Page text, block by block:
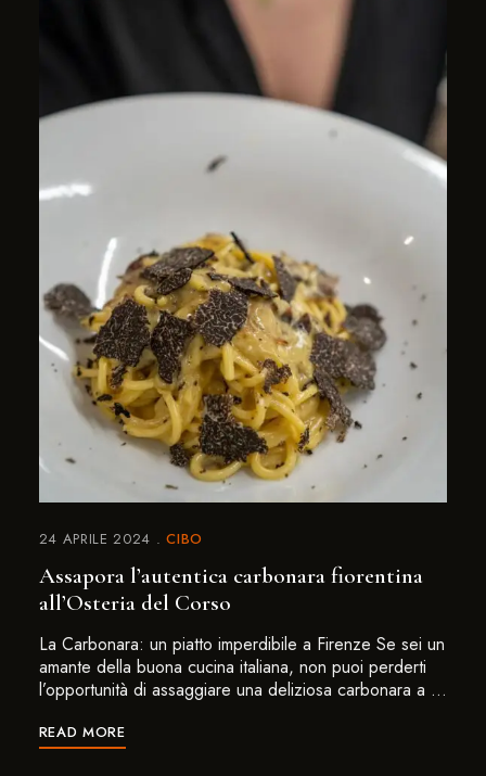
24 APRILE 2024 CIBO
Assapora l’autentica carbonara fiorentina
all’Osteria del Corso
La Carbonara: un piatto imperdibile a Firenze Se sei un
amante della buona cucina italiana, non puoi perderti
l’opportunità di assaggiare una deliziosa carbonara a …
READ MORE